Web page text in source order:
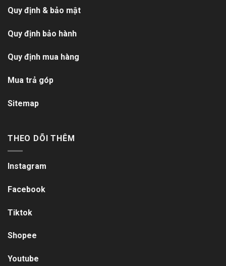
Quy định & bảo mật
Quy định bảo hành
Quy định mua hàng
Mua trả góp
Sitemap
THEO DÕI THÊM
Instagram
Facebook
Tiktok
Shopee
Youtube